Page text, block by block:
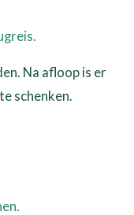
Na afloop is er
schenken.